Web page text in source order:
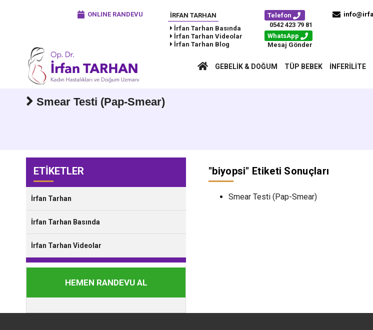
ONLINE RANDEVU
İRFAN TARHAN
İrfan Tarhan Basında
İrfan Tarhan Videolar
İrfan Tarhan Blog
Telefon
0542 423 79 81
WhatsApp
Mesaj Gönder
GEBELIK & DOĞUM TÜP BEBEK İNFERILITE
Smear Testi (Pap-Smear)
ETİKETLER
İrfan Tarhan
İrfan Tarhan Basında
İrfan Tarhan Videolar
HEMEN RANDEVU AL
"biyopsi" Etiketi Sonuçları
Smear Testi (Pap-Smear)